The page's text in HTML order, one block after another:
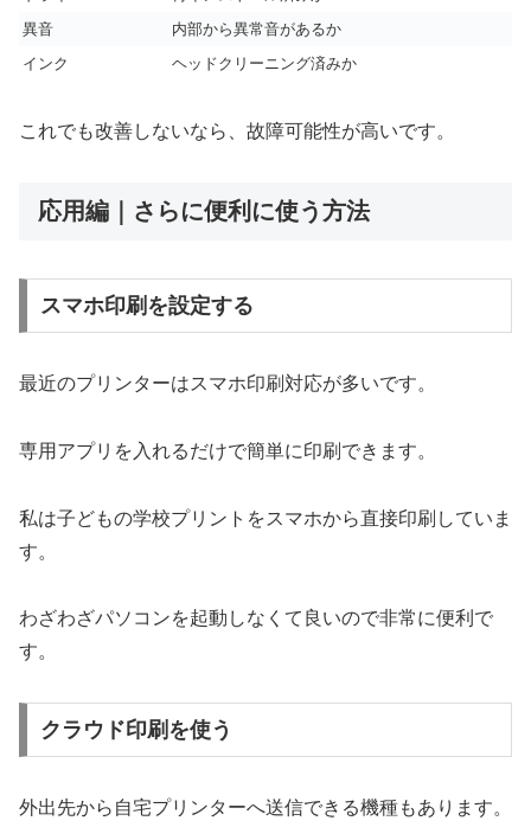
異音
内部から異常音があるか
インク
ヘッドクリーニング済みか
これでも改善しないなら、故障可能性が高いです。
応用編｜さらに便利に使う方法
スマホ印刷を設定する
最近のプリンターはスマホ印刷対応が多いです。
専用アプリを入れるだけで簡単に印刷できます。
私は子どもの学校プリントをスマホから直接印刷していま
す。
わざわざパソコンを起動しなくて良いので非常に便利で
す。
クラウド印刷を使う
外出先から自宅プリンターへ送信できる機種もあります。